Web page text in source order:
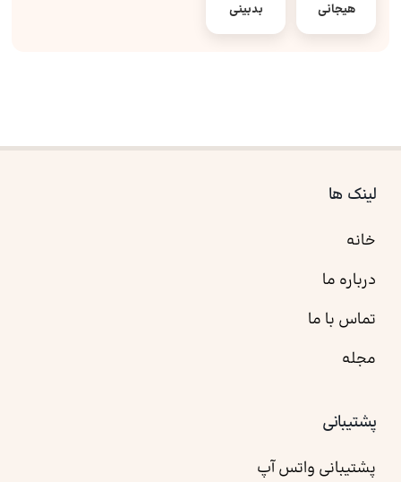
هیجانی
بدبینی
لینک ها
خانه
درباره ما
تماس با ما
مجله
پشتیبانی
پشتیبانی واتس آپ